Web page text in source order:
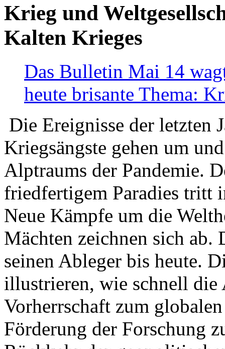
Krieg und
Kalten Krieges
Das Bulletin Mai 14
heute brisante Thema:
Die Ereignisse der letzten
Kriegsängste gehen um
Alptraums der Pandemie.
friedfertigem Paradies tritt
Neue Kämpfe um die
Mächten zeichnen sich
seinen Ableger bis heute.
illustrieren, wie schnell die
Vorherrschaft zum
Förderung der Forschung